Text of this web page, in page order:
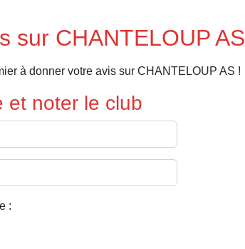
sur CHANTELOUP AS
à donner votre avis sur CHANTELOUP AS !
et noter le club
: